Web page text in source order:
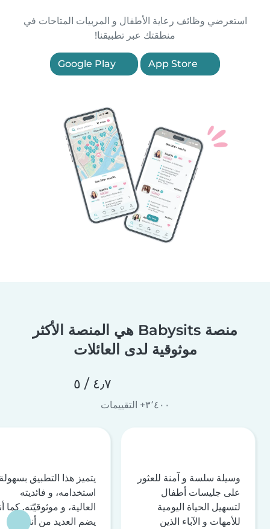
استعرضي وظائف رعاية الأطفال و المربيات المتاحات في
منطقتك عبر تطبيقنا!
منصة Babysits هي المنصة الأكثر
موثوقية لدى العائلات
٤٫٧ / ٥
٣٬٤٠٠+ التقييمات
وسيلة سلسة و آمنة للعثور
على جليسات أطفال
لتسهيل الحياة اليومية
للأمهات و الآباء الذين
يتميز هذا التطبيق
استخدامه، و فائديته
العالية، و موثوقيّته. كما
يضم العديد من أنظمة